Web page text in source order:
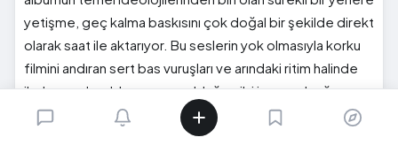
yetişme, geç kalma baskısını çok doğal bir şekilde direkt
olarak saat ile aktarıyor. Bu seslerin yok olmasıyla korku
filmini andıran sert bas vuruşları ve arındaki ritim halinde
ilerleyen davul, her zaman olduğu gibi insanı o boğucu
atmosfere sokuyor.